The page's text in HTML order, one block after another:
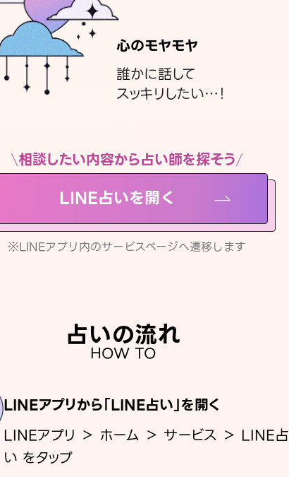
心のモヤモヤ
誰かに話して
スッキリしたい…！
相談したい内容から占い師を探そう
LINE占いを開く
※LINEアプリ内のサービスページへ遷移します
占いの流れ
HOW TO
LINEアプリから「LINE占い」を開く
LINEアプリ ＞ ホーム ＞ サービス ＞ LINE占
い をタップ